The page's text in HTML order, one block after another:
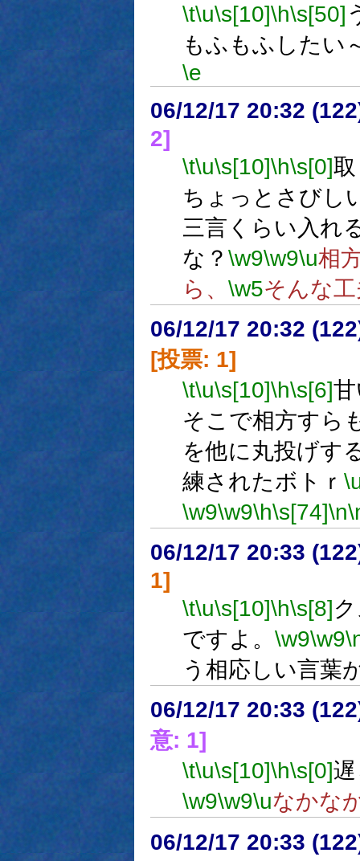
\t\u\s[10]\h\s[50]
もふもふしたい
\e
06/12/17 20:32
2]
\t\u\s[10]\h\s[0]
ちょっとさびし
三言くらい入れ
な？ \w9\w9\u相
ら、 \w5そんな
06/12/17 20:32
[投票: 1]
\t\u\s[10]\h\s[6]
そこで相方すら
を他に丸投げす
練されたボトｒ
\w9\w9\h\s[74]\n
06/12/17 20:33
1]
\t\u\s[10]\h\s[8]
ですよ。 \w9\w9
う相応しい言葉
06/12/17 20:33
意: 1]
\t\u\s[10]\h\s[0]
\w9\w9\uなかな
06/12/17 20:33